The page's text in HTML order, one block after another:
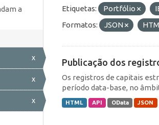
a
x
x
x
Etiquetas: Portfólio
Formatos:
JSON
Publicação dos
Os registros de capitais
período data-base, no
HTML API OData JSON